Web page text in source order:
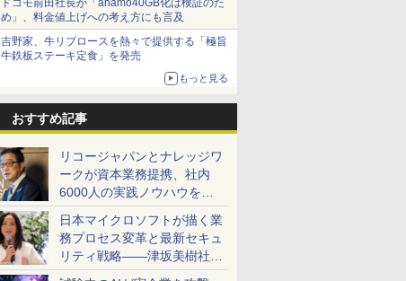
ドコモ前田社長が「ahamo40GB化は検証のた
め」、料金値上げへの考え方にも言及
吉野家、牛リブロースを熱々で提供する「極旨
牛鉄板ステーキ定食」を発売
もっと見る
おすすめ記事
リコージャパンとナレッジワ
ークが資本業務提携、社内
6000人の実践ノウハウを生
かした「AI商談記録 for
RICOH」を展開へ
日本マイクロソフトが描く業
務プロセス変革と最新セキュ
リティ戦略――津坂美樹社長
が2027年度戦略を説明